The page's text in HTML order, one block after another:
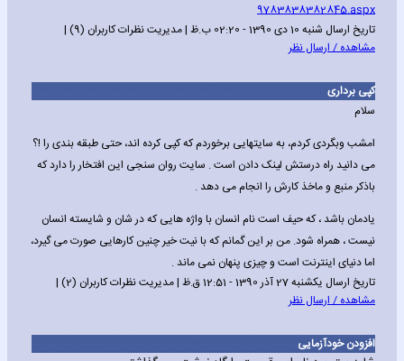
9783838382845.aspx
تاریخ ارسال شنبه 10 دی 1390 - 02:20 ب.ظ | مدیریت نظرات کاربران (9) |
مشاهده / ارسال نظر
کپی برداری
سلام
امشب وبگردی کردم، به سایتهایی برخوردم که کپی کرده اند، حتی طبقه بندی را !؟
می دانید راه درستش لینک دادن است . سایت روان سنجی این افتخار را دارد که
باذکر منبع و ماخذ کارش را انجام می دهد .
یادمان باشد ، که حیف است نام انسان با واژه هایی که در شان و شایسته انسان
نیست ، همراه شود. من بر این گمانم که با نیت خیر چنین کارهایی صورت می گیرد،
اما دنیای اینترنت است و چیزی پنهان نمی ماند .
تاریخ ارسال یکشنبه 27 آذر 1390 - 12:51 ق.ظ | مدیریت نظرات کاربران (2) |
مشاهده / ارسال نظر
افزودن خودآزمایی